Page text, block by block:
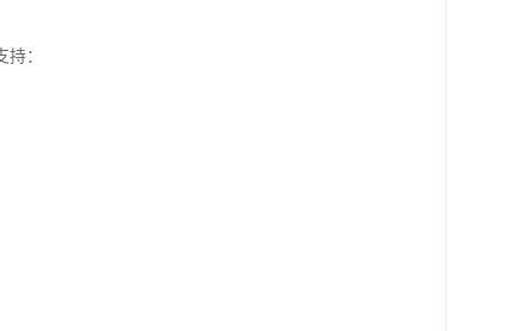
：